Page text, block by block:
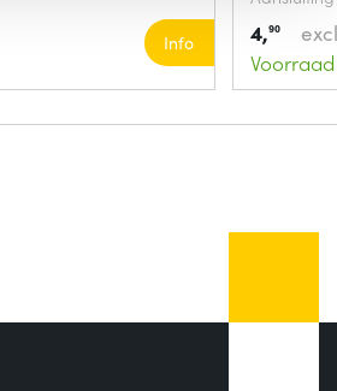
Info 4,90
Voorraad